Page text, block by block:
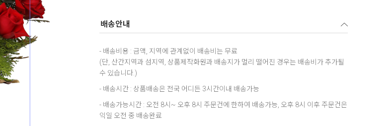
배송안내
- 배송비용 : 금액, 지역에 관계없이 배송비는 무료
(단, 산간지역과 섬지역, 상품제작화원과 배송지가 멀리 떨어진 경우는 배송비가 추가될
수 있습니다.)
- 배송시간 : 상품배송은 전국 어디든 3시간이내 배송가능
- 배송가능시간 : 오전 8시~ 오후 8시 주문건에 한하여 배송가능, 오후 8시 이후 주문건은
익일 오전 중 배송완료